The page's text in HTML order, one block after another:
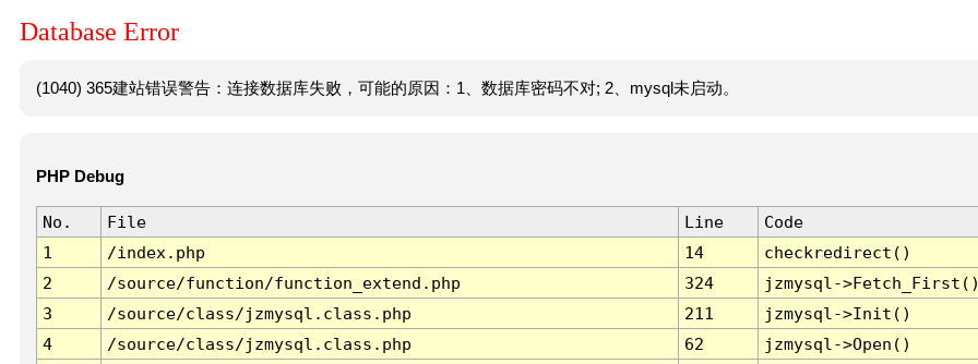
Database Error
(1040) 365建站错误警告：连接数据库失败，可能的原因：1、数据库密码不对; 2、mysql未启动。
PHP Debug
No. File Line
Code
1
/index.php 14
checkredirect()
2
/source/function/function_extend.php 324
jzmysql-
3
/source/class/jzmysql.class.php 211
jzmysql->Init()
4
/source/class/jzmysql.class.php 62
jzmysql->Open()